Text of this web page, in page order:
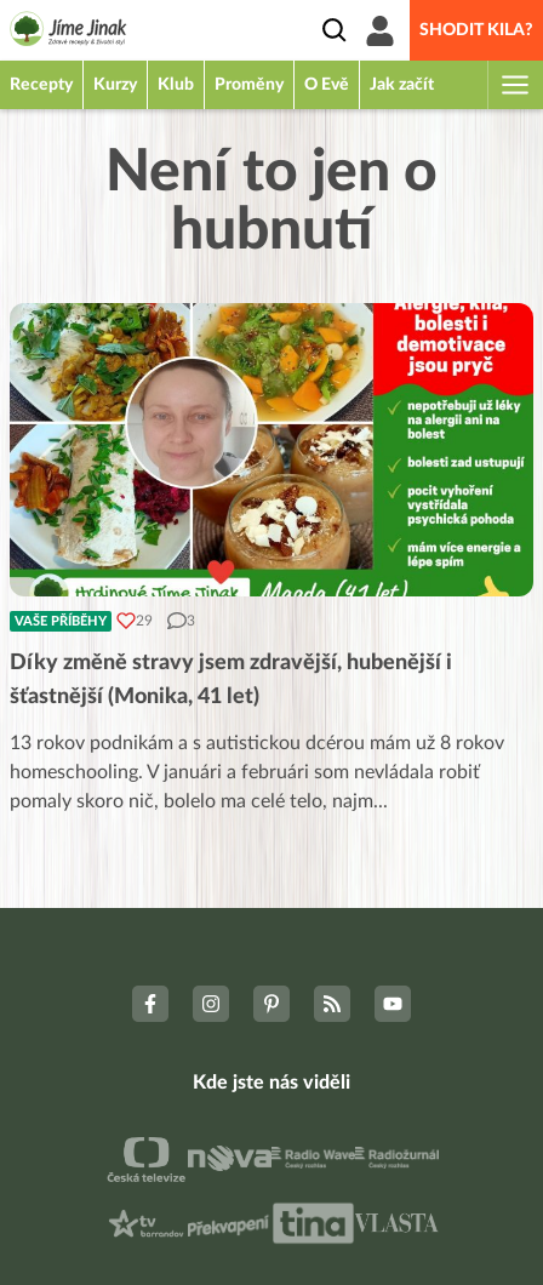
SHODIT KILA?
Recepty Kurzy Klub Proměny O Evě Jak začít
Není to jen o
hubnutí
VAŠE PŘÍBĚHY 29 3
Díky změně stravy jsem zdravější, hubenější i
šťastnější (Monika, 41 let)
13 rokov podnikám a s autistickou dcérou mám už 8 rokov
homeschooling. V januári a februári som nevládala robiť
pomaly skoro nič, bolelo ma celé telo, najm...
Kde jste nás viděli